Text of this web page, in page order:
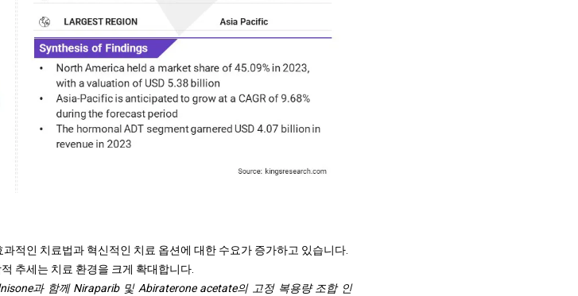
적인 치료법과 혁신적인 치료 옵션에 대한 수요가 증가하고 있습니다.
추세는 치료 환경을 크게 확대합니다.
과 함께 Niraparib 및 Abiraterone acetate의 고정 복용량 조합 인